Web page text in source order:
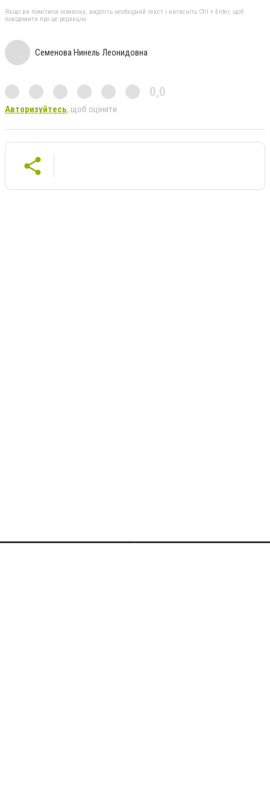
Якщо ви помітили помилку, виділіть необхідний текст і натисніть Ctrl + Enter, щоб
повідомити про це редакцію
Семенова Нинель Леонидовна
0,0
Авторизуйтесь, щоб оцінити